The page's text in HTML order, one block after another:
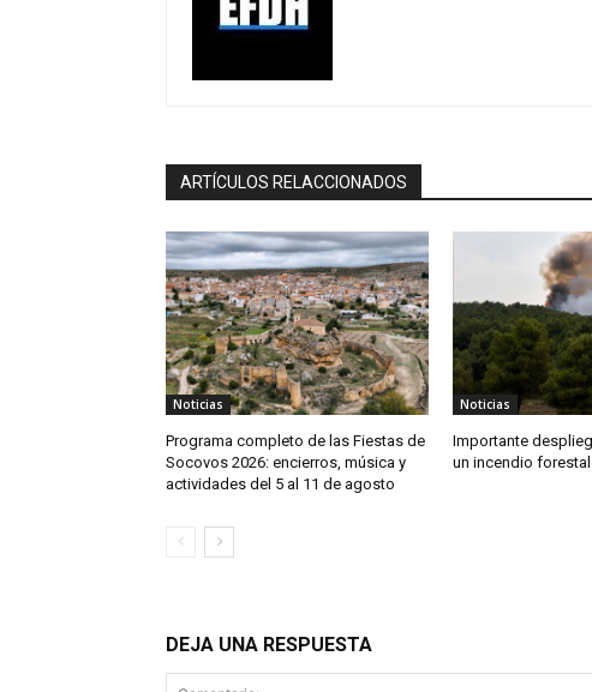
ARTÍCULOS RELACCIONADOS
Noticias
Programa completo de las Fiestas de
Socovos 2026: encierros, música y
actividades del 5 al 11 de agosto
Noticias
Importante
un incendio forestal
DEJA UNA RESPUESTA